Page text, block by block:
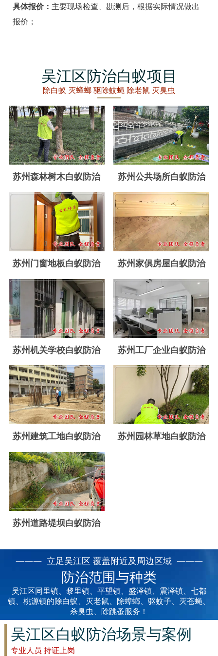
岱山白蚁防治
龙泉白蚁防治
青田白蚁防治
缙云白蚁防治
遂昌白蚁防治
松阳白蚁防治
云和白蚁防治
庆元白蚁防治
景宁白蚁防治
台州白蚁防治
玉环白蚁防治
温岭白蚁防治
临海白蚁防治
三门白蚁防治
天台白蚁防治
仙居白蚁防治
广州白蚁防治
东莞白蚁防治
佛山白蚁防治
深圳白蚁防治
云浮白蚁防治
新兴白蚁防治
肇庆白蚁防治
具体报价： 主要现场检查、勘测后，根据实际情况做出
报价；
吴江区防治白蚁项目
除白蚁 灭蟑螂 驱除蚊蝇 除老鼠 灭臭虫
苏州森林树木白蚁防治 苏州公共场所白蚁防治
苏州门窗地板白蚁防治 苏州家俱房屋白蚁防治
苏州机关学校白蚁防治 苏州工厂企业白蚁防治
苏州建筑工地白蚁防治 苏州园林草地白蚁防治
苏州道路堤坝白蚁防治
——— 立足吴江区 覆盖附近及周边区域 ———
防治范围与种类
吴江区同里镇、黎里镇、平望镇、盛泽镇、震泽镇、七都
镇、桃源镇的除白蚁、灭老鼠、除蟑螂、驱蚊子、灭苍蝇、
杀臭虫、除跳蚤服务！
吴江区白蚁防治场景与案例
专业人员 持证上岗